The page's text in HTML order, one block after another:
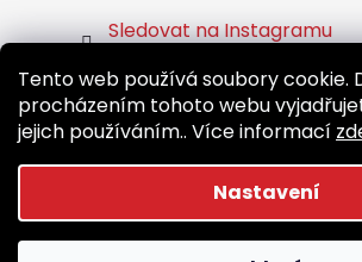
Tento web používá soubory cookie.
procházením tohoto webu
jejich používáním.. Více informací
Nastavení
Sledovat na Instagramu
Facebook
Vytvořil Shoptet